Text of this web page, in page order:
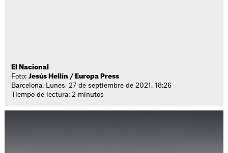
El Nacional
Foto:Jesús Hellín / Europa Press
Barcelona. Lunes, 27 de septiembre de 2021. 18:26
Tiempo de lectura: 2 minutos